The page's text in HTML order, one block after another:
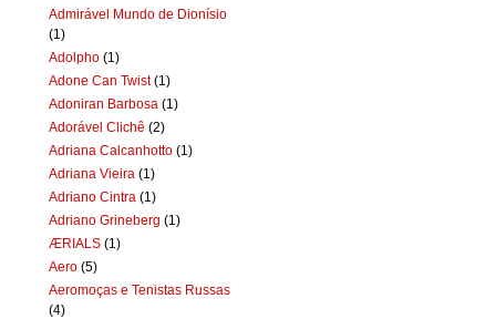
Admirável Mundo de Dionísio
(1)
Adolpho (1)
Adone Can Twist (1)
Adoniran Barbosa (1)
Adorável Clichê (2)
Adriana Calcanhotto (1)
Adriana Vieira (1)
Adriano Cintra (1)
Adriano Grineberg (1)
ÆRIALS (1)
Aero (5)
Aeromoças e Tenistas Russas
(4)